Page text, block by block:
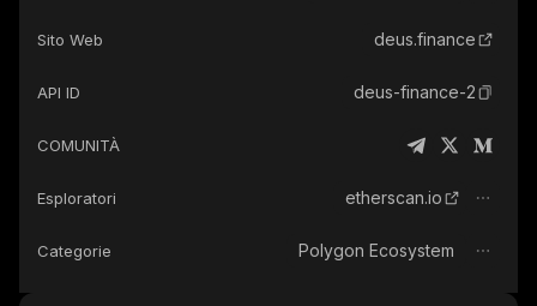
Sito Web deus.finance
API ID deus-finance-2
COMUNITÀ
Esploratori etherscan.io
Categorie Polygon Ecosystem